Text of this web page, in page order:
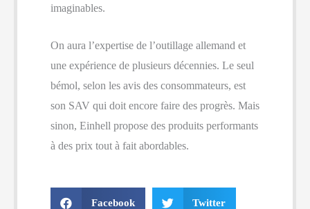
imaginables.
On aura l’expertise de l’outillage allemand et
une expérience de plusieurs décennies. Le seul
bémol, selon les avis des consommateurs, est
son SAV qui doit encore faire des progrès. Mais
sinon, Einhell propose des produits performants
à des prix tout à fait abordables.
Facebook Twitter